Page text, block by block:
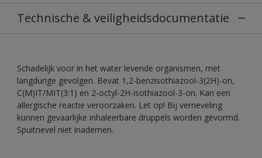
Technische & veiligheidsdocumentatie
Schadelijk voor in het water levende organismen, met
langdurige gevolgen. Bevat 1,2-benzisothiazool-3(2H)-on,
C(M)IT/MIT(3:1) en 2-octyl-2H-isothiazool-3-on. Kan een
allergische reactie veroorzaken. Let op! Bij verneveling
kunnen gevaarlijke inhaleerbare druppels worden gevormd.
Spuitnevel niet inademen.